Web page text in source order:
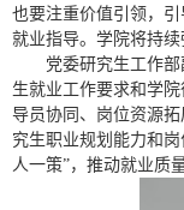
也要注重价值引领，
就业指导。学院将持续
党委研究生工作
生就业工作要求和学
导员协同、岗位资源
究生职业规划能力和
人一策”，推动就业质